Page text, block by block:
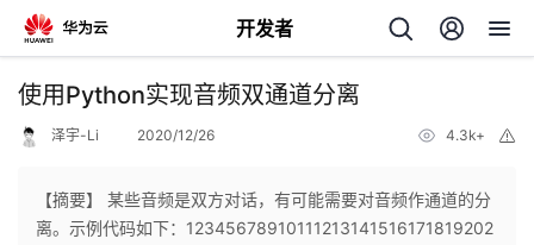
开发者
返
使用Python实现音频双通道分离
泽宇-Li 2020/12/26 4.3k+
【摘要】 某些音频是双方对话，有可能需要对音频作通道的分
离。示例代码如下：12345678910111213141516171819202